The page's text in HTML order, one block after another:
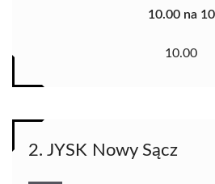
10.00 na 10
10.00
2. JYSK Nowy Sącz